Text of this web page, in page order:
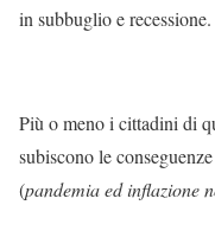
in subbuglio e recessione.
Più o meno i cittadini di
subiscono le
(pandemia ed inflazione